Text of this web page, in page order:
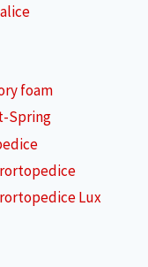
foam
Spring
Lux